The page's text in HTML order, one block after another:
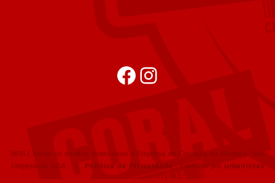
FacebookInstagram
2015 | Todos os direitos reservados a Empresa de Cervejas da Madeira, Soc.
Unipessoal, LDA | Política de Privacidade | website por urbanistas